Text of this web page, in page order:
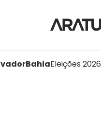
BahiaEleições 2026